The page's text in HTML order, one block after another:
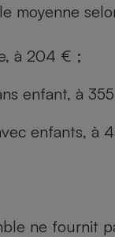
moyenne
à 204 € ;
enfant, à
enfants, à
ne fournit